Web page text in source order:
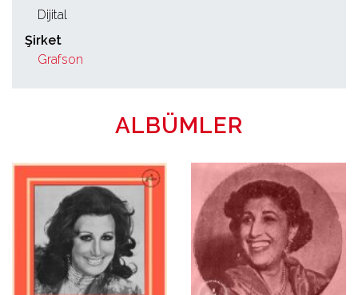
Dijital
Şirket
Grafson
ALBÜMLER